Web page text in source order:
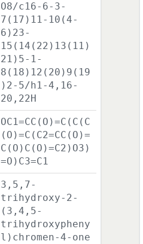
O8/c16-6-3-
7(17)11-10(4-
6)23-
15(14(22)13(11)
21)5-1-
8(18)12(20)9(19
)2-5/h1-4,16-
20,22H
OC1=CC(O)=C(C(C
(O)=C(C2=CC(O)=
C(O)C(O)=C2)O3)
=O)C3=C1
3,5,7-
trihydroxy-2-
(3,4,5-
trihydroxypheny
l)chromen-4-one